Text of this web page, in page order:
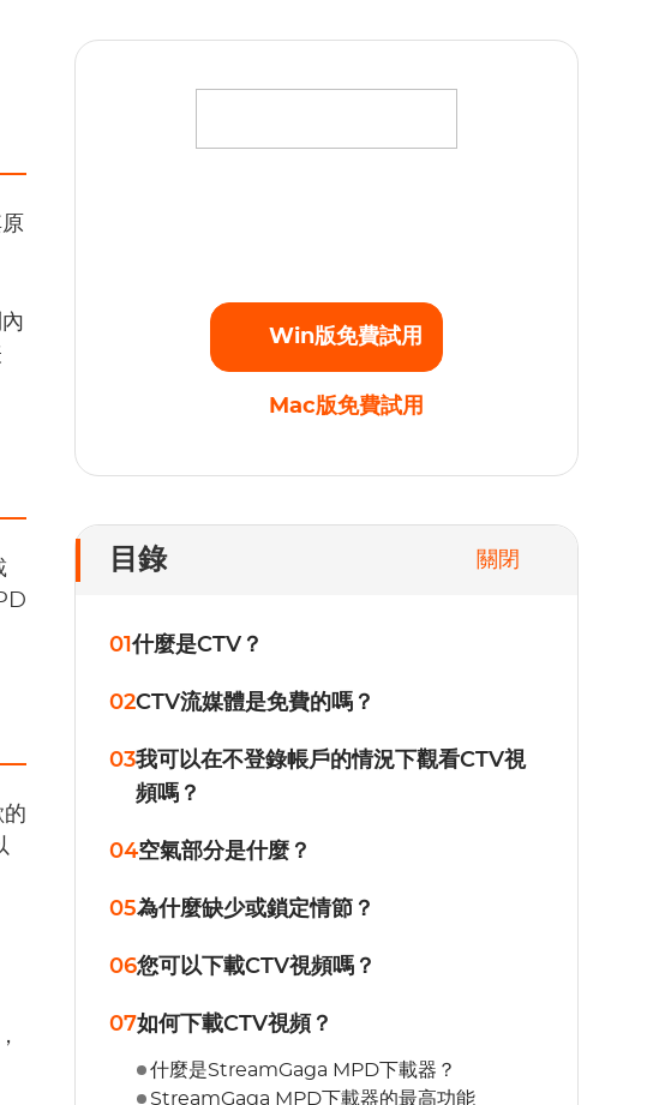
Win版免費試用
Mac版免費試用
目錄 關閉
01什麼是CTV？
02CTV流媒體是免費的嗎？
03我可以在不登錄帳戶的情況下觀看CTV視
頻嗎？
04空氣部分是什麼？
05為什麼缺少或鎖定情節？
06您可以下載CTV視頻嗎？
07如何下載CTV視頻？
什麼是StreamGaga MPD下載器？
StreamGaga MPD下載器的最高功能